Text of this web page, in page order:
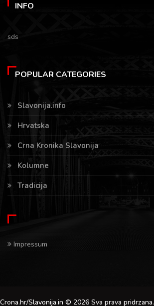
INFO
sds
POPULAR CATEGORIES
Slavonija.info
Hrvatska
Crna Kronika Slavonija
Kolumne
Tradicija
Impressum
Crona.hr/Slavonija.in © 2026 Sva prava pridrzana.